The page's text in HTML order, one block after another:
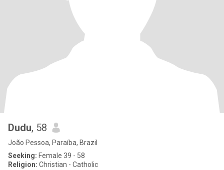
Dudu, 58
João Pessoa, Paraíba, Brazil
Seeking: Female 39 - 58
Religion: Christian - Catholic